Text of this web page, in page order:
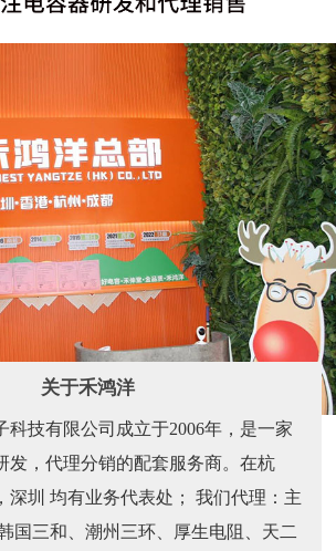
关于禾鸿洋
科技有限公司成立于2006年，是一家
发，代理分销的配套服务商。在杭
深圳 均有业务代表处； 我们代理：主
国三和、潮州三环、厚生电阻、天二